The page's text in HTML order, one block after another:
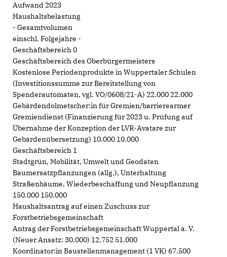
Aufwand 2023
Haushaltsbelastung
- Gesamtvolumen
einschl. Folgejahre -
Geschäftsbereich 0
Geschäftsbereich des Oberbürgermeisters
Kostenlose Periodenprodukte in Wuppertaler Schulen
(Investitionssumme zur Bereitstellung von
Spenderautomaten, vgl. VO/0608/21-A) 22.000 22.000
Gebärdendolmetscher:in für Gremien/barrierearmer
Gremiendienst (Finanzierung für 2023 u. Prüfung auf
Übernahme der Konzeption der LVR-Avatare zur
Gebärdenübersetzung) 10.000 10.000
Geschäftsbereich 1
Stadtgrün, Mobilität, Umwelt und Geodaten
Baumersatzpflanzungen (allg.), Unterhaltung
Straßenbäume, Wiederbeschaffung und Neupflanzung
150.000 150.000
Haushaltsantrag auf einen Zuschuss zur
Forstbetriebsgemeinschaft
Antrag der Forstbetriebsgemeinschaft Wuppertal a. V.
(Neuer Ansatz: 30.000) 12.752 51.000
Koordinator:in Baustellenmanagement (1 VK) 67.500